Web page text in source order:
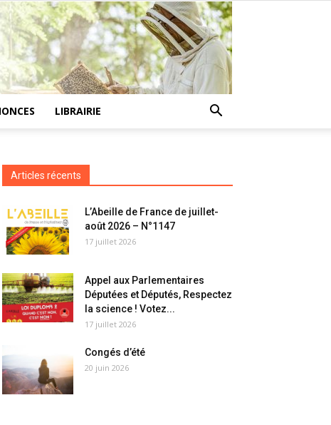
LIBRAIRIE
Articles récents
L’Abeille de France de juillet-
août 2026 – N°1147
17 juillet 2026
Appel aux Parlementaires
Députées et Députés, Respectez
la science ! Votez...
17 juillet 2026
Congés d’été
20 juin 2026